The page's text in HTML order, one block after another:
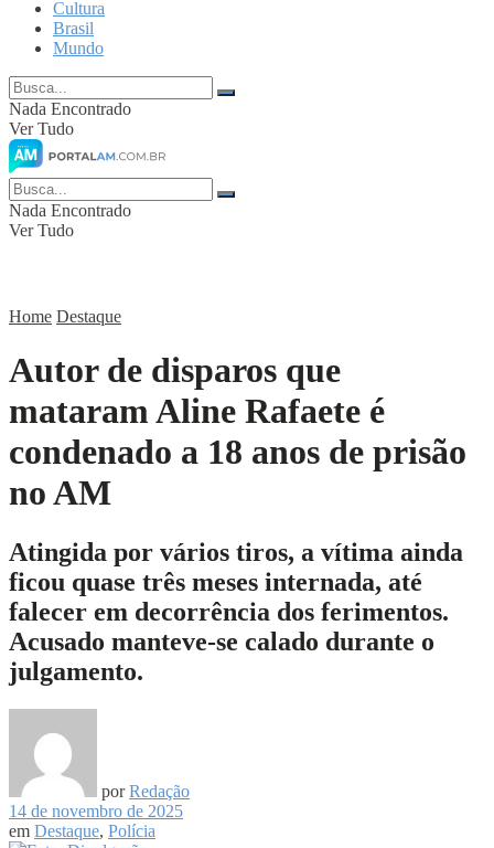
Cultura
Brasil
Mundo
Nada Encontrado
Ver Tudo
Nada Encontrado
Ver Tudo
Home Destaque
Autor de disparos que
mataram Aline Rafaete é
condenado a 18 anos de prisão
no AM
Atingida por vários tiros, a vítima ainda
ficou quase três meses internada, até
falecer em decorrência dos ferimentos.
Acusado manteve-se calado durante o
julgamento.
por Redação
14 de novembro de 2025
em Destaque, Polícia